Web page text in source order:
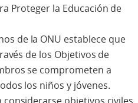
Proteger la Educación de
de la ONU establece que
de los Objetivos de
se comprometen a
los niños y jóvenes.